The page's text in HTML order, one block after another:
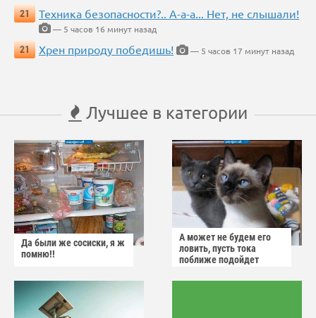
21
Техника безопасности?.. А-а-а... Нет, не слышали!
— 5 часов 16 минут назад
21
Хрен природу победишь! — 5 часов 17 минут назад
Лучшее в категории
Да были же сосиски, я ж
помню!!
А может не будем его
ловить, пусть тока
поближе подойдет